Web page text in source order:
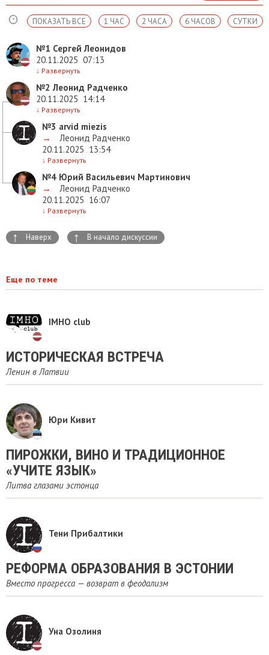
СУТКИ
6 ЧАСОВ
2 ЧАСА
1 ЧАС
ПОКАЗАТЬ ВСЕ
№1 Сергей Леонидов
20.11.2025 07:13
↓ Развернуть
№2 Леонид Радченко
20.11.2025 14:14
↓ Развернуть
№3 arvid miezis
→
Леонид Радченко
20.11.2025 13:54
↓ Развернуть
№4 Юрий Васильевич Мартинович
→
Леонид Радченко
20.11.2025 16:07
↓ Развернуть
↑ Наверх ↑ В начало дискуссии
Еще по теме
IMHO club
ИСТОРИЧЕСКАЯ ВСТРЕЧА
Ленин в Латвии
Юри Кивит
ПИРОЖКИ, ВИНО И ТРАДИЦИОННОЕ
«УЧИТЕ ЯЗЫК»
Литва глазами эстонца
Тени Прибалтики
​РЕФОРМА ОБРАЗОВАНИЯ В ЭСТОНИИ
Вместо прогресса — возврат в феодализм
Уна Озолиня